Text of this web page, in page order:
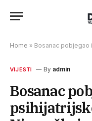
Home » Bosanac pobjegao iz
VIJESTI By admin
Bosanac